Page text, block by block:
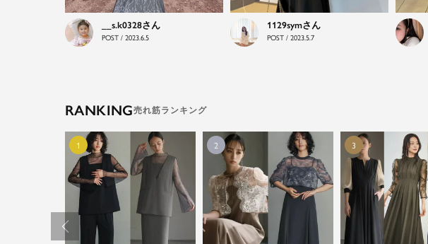
__s.k0328
POST / 2023.6.5
1129sym
POST / 2023.5.7
RANKING